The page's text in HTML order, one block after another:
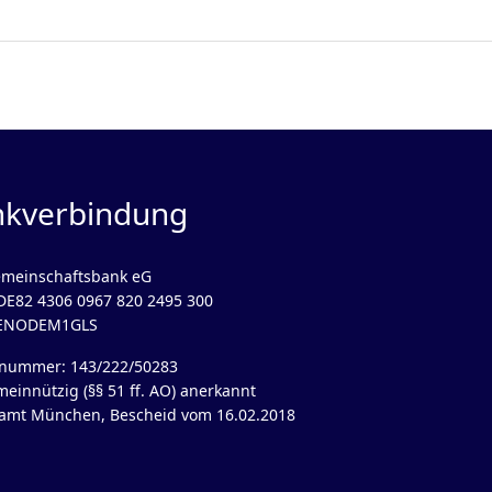
eG
4306 0967 820 2495 300
143/222/50283
(§§ 51 ff. AO) anerkannt
München, Bescheid vom 16.02.2018